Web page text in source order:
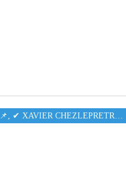
​​​​​​​📌 , ✔ XAVIER CHEZLEPRETRE ,